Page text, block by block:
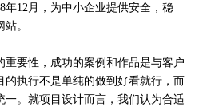
年12月，为中小企业提供安全，稳
。
要性，成功的案例和作品是与客户
的执行不是单纯的做到好看就行，而
一。就项目设计而言，我们认为合适